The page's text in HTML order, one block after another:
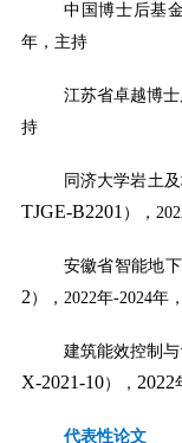
中国博士后基
年，主持
江苏省卓越博
持
同济大学岩土
TJGE-B2201 ），
安徽省智能地
2）， 2022年-2024年
建筑能效控制
X-2021-10）， 2022
代表性论文